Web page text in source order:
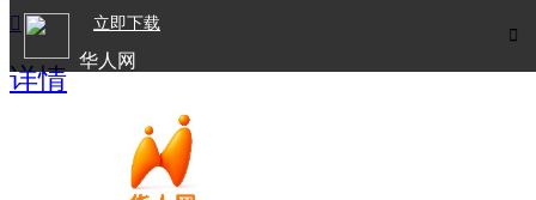

立即下载
华人网

详情